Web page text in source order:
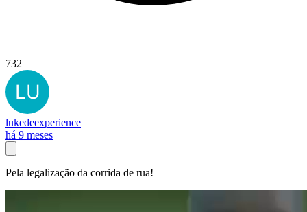
732
lukedeexperience
há 9 meses
Pela legalização da corrida de rua!